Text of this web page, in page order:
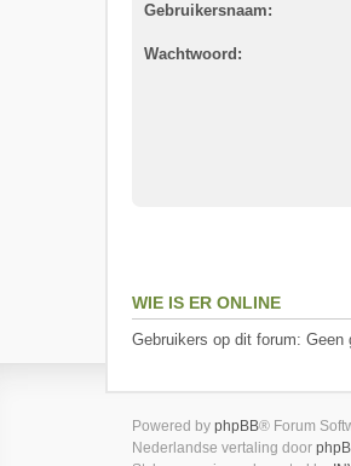
Gebruikersnaam:
Wachtwoord:
WIE IS ER ONLINE
Gebruikers op dit forum: Geen
Powered by phpBB® Forum
Nederlandse vertaling door